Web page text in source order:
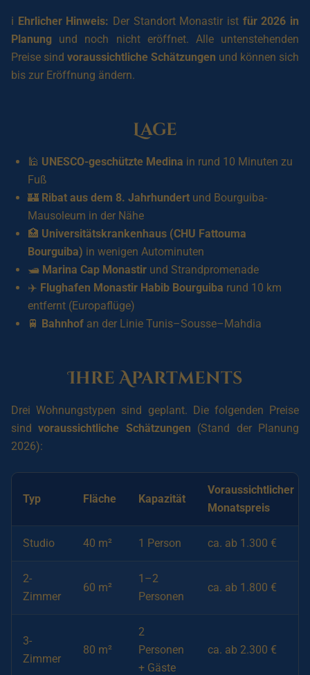
ℹ️ Ehrlicher Hinweis: Der Standort Monastir ist für 2026 in
Planung und noch nicht eröffnet. Alle untenstehenden
Preise sind voraussichtliche Schätzungen und können sich
bis zur Eröffnung ändern.
Lage
🕌 UNESCO-geschützte Medina in rund 10 Minuten zu
Fuß
🏰 Ribat aus dem 8. Jahrhundert und Bourguiba-
Mausoleum in der Nähe
🏥 Universitätskrankenhaus (CHU Fattouma
Bourguiba) in wenigen Autominuten
🛥️ Marina Cap Monastir und Strandpromenade
✈️ Flughafen Monastir Habib Bourguiba rund 10 km
entfernt (Europaflüge)
🚆 Bahnhof an der Linie Tunis–Sousse–Mahdia
Ihre Apartments
Drei Wohnungstypen sind geplant. Die folgenden Preise
sindvoraussichtliche Schätzungen (Stand der Planung
2026):
Typ Fläche Kapazität
Voraussichtlicher
Monatspreis
Studio 40 m² 1 Person ca. ab 1.300 €
2-
Zimmer
60 m²
1–2
Personen
ca. ab 1.800 €
3-
Zimmer
80 m²
2
Personen
+ Gäste
ca. ab 2.300 €